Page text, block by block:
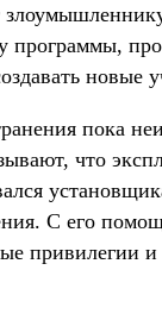
новые
пока
что
С его
привилегии и